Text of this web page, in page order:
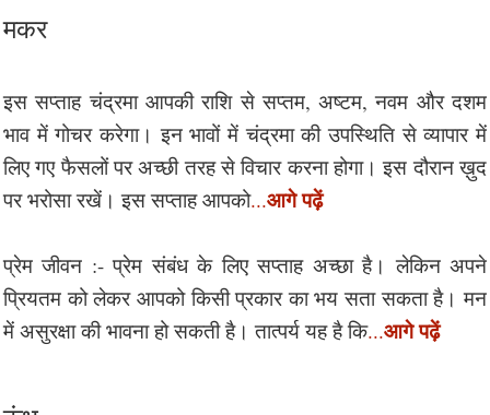
मकर
इस सप्ताह चंद्रमा आपकी राशि से सप्तम, अष्टम, नवम और दशम
भाव में गोचर करेगा। इन भावों में चंद्रमा की उपस्थिति से व्यापार में
लिए गए फैसलों पर अच्छी तरह से विचार करना होगा। इस दौरान ख़ुद
पर भरोसा रखें। इस सप्ताह आपको...आगे पढ़ें
प्रेम जीवन :- प्रेम संबंध के लिए सप्ताह अच्छा है। लेकिन अपने
प्रियतम को लेकर आपको किसी प्रकार का भय सता सकता है। मन
में असुरक्षा की भावना हो सकती है। तात्पर्य यह है कि...आगे पढ़ें